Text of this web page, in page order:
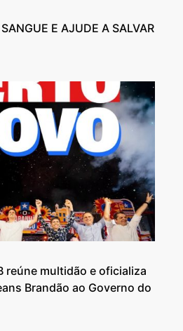
E AJUDE A SALVAR
reúne multidão e oficializa
Brandão ao Governo do